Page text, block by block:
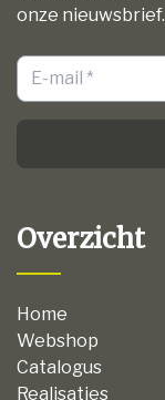
onze nieuwsbrief.
Overzicht
Home
Webshop
Catalogus
Realisaties